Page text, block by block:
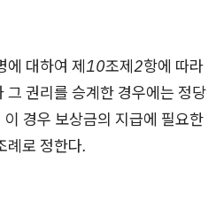
에 대하여 제10조제2항에 따라
그 권리를 승계한 경우에는 정당
경우 보상금의 지급에 필요한
례로 정한다.